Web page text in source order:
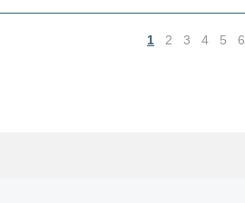
1 2 3 4 5 6